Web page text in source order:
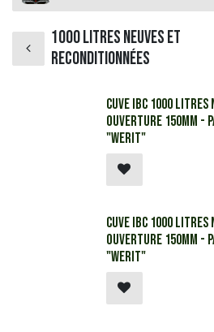
​1000 litres Neuves et
reconditionnées
​​​​Cuve IBC 1000 litres
ouverture 150mm -
"Werit"
​​​​Cuve IBC 1000 litres
ouverture 150mm -
"Werit"